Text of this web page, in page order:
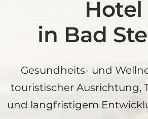
Hotel
in Bad
Gesundheits- und
touristischer Ausrichtung,
und langfristigem